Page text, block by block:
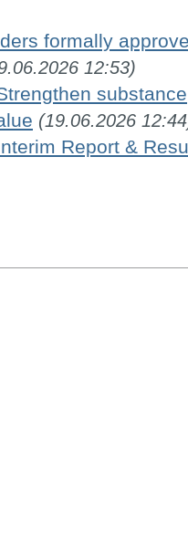
formally
12:53)
(19.06.2026
Report &